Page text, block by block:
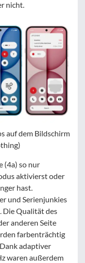
nicht.
auf dem Bildschirm
(4a) so nur
aktivierst oder
hast.
und Serienjunkies
Die Qualität des
anderen Seite
farbenträchtig
adaptiver
waren außerdem